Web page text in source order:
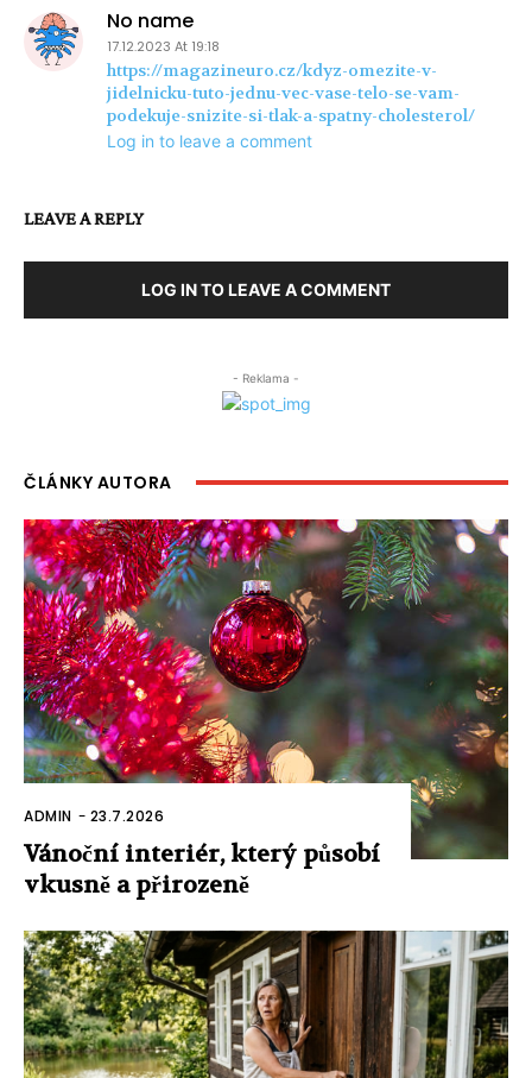
No name
17.12.2023 At 19:18
https://magazineuro.cz/kdyz-omezite-v-
jidelnicku-tuto-jednu-vec-vase-telo-se-vam-
podekuje-snizite-si-tlak-a-spatny-cholesterol/
Log in to leave a comment
LEAVE A REPLY
LOG IN TO LEAVE A COMMENT
- Reklama -
ČLÁNKY AUTORA
ADMIN - 23.7.2026
Vánoční interiér, který působí
vkusně a přirozeně